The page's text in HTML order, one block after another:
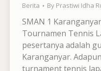
Berita By Prastiwi Idha
SMAN 1
Tournamen Tennis
pesertanya adalah
Karanganyar.
turnament tennis